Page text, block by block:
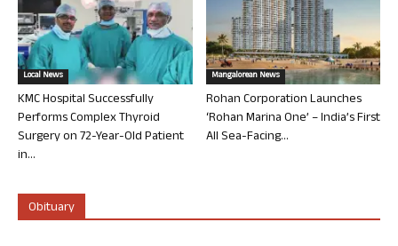
Local News
KMC Hospital Successfully
Performs Complex Thyroid
Surgery on 72-Year-Old Patient
in...
Mangalorean News
Rohan Corporation Launches
‘Rohan Marina One’ – India’s First
All Sea-Facing...
Obituary